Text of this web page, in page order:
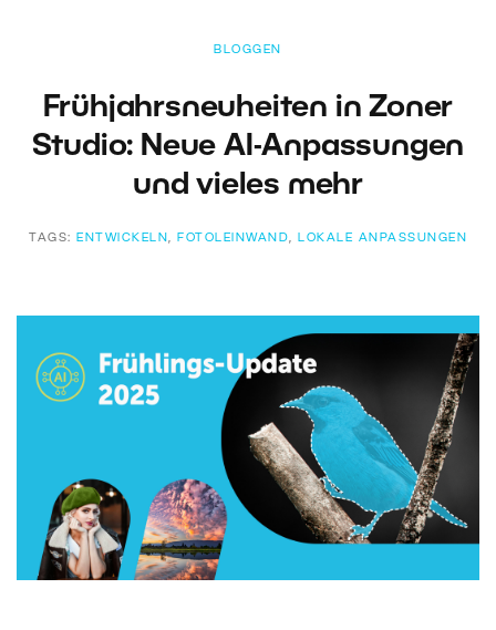
BLOGGEN
Frühjahrsneuheiten in Zoner
Studio: Neue AI-Anpassungen
und vieles mehr
TAGS: ENTWICKELN , FOTOLEINWAND, LOKALE ANPASSUNGEN